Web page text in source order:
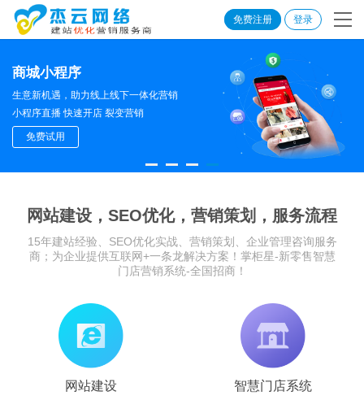
免费注册 登录
商城小程序
生意新机遇，助力线上线下一体化营销
小程序直播 快速开店 裂变营销
免费试用
网站建设，SEO优化，营销策划，服务流程
15年建站经验、SEO优化实战、营销策划、企业管理咨询服务
商；为企业提供互联网+一条龙解决方案！掌柜星-新零售智慧
门店营销系统-全国招商！
网站建设 智慧门店系统